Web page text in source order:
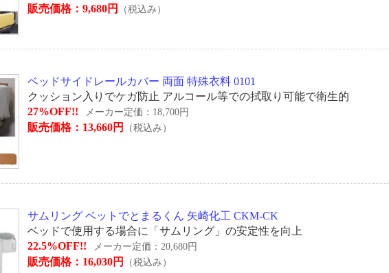
販売価格：9,680円 （税込み）
ベッドサイドレールカバー 両面 特殊衣料 0101
クッション入りでケガ防止 アルコール等での拭取り可能で衛生的
27%OFF!!
メーカー定価：18,700円
販売価格：13,660円 （税込み）
サムリング ベットでとまるくん 矢崎化工 CKM-CK
ベッドで使用する場合に「サムリング」の安定性を向上
22.5%OFF!!
メーカー定価：20,680円
販売価格：16,030円 （税込み）